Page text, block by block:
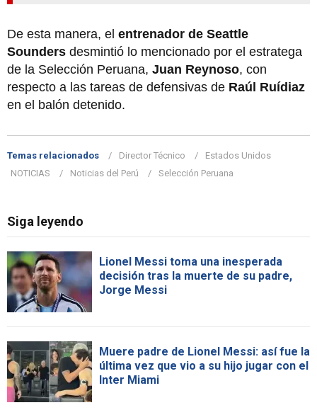
De esta manera, el entrenador de Seattle
Sounders desmintió lo mencionado por el estratega
de la Selección Peruana, Juan Reynoso, con
respecto a las tareas de defensivas de Raúl Ruídiaz
en el balón detenido.
Temas relacionados Director Técnico
Estados Unidos
NOTICIAS
Noticias del Perú Selección Peruana
Siga leyendo
Lionel Messi toma una inesperada
decisión tras la muerte de su padre,
Jorge Messi
Muere padre de Lionel Messi: así fue la
última vez que vio a su hijo jugar con el
Inter Miami